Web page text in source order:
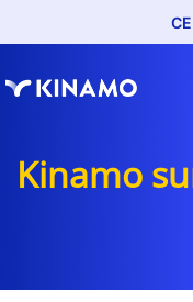
Kinamo